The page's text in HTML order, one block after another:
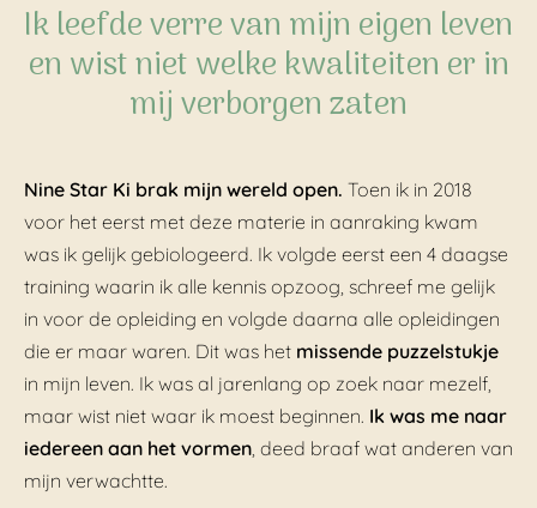
Ik leefde verre van mijn eigen leven
en wist niet welke kwaliteiten er in
mij verborgen zaten
Nine Star Ki brak mijn wereld open. Toen ik in 2018
voor het eerst met deze materie in aanraking kwam
was ik gelijk gebiologeerd. Ik volgde eerst een 4 daagse
training waarin ik alle kennis opzoog, schreef me gelijk
in voor de opleiding en volgde daarna alle opleidingen
die er maar waren. Dit was het missende puzzelstukje
in mijn leven. Ik was al jarenlang op zoek naar mezelf,
maar wist niet waar ik moest beginnen. Ik was me naar
iedereen aan het vormen, deed braaf wat anderen van
mijn verwachtte.